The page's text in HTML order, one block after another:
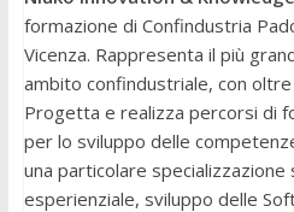
formazione di Confindustria
Vicenza. Rappresenta il più
ambito confindustriale, con
Progetta e realizza percorsi di
per lo sviluppo delle
una particolare specializzazione
esperienziale, sviluppo delle